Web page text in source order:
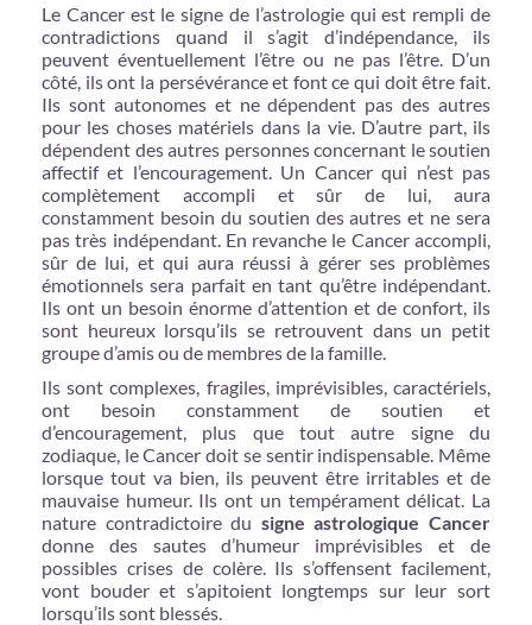
Le Cancer est le signe de l’astrologie qui est rempli de
contradictions quand il s’agit d’indépendance, ils
peuvent éventuellement l’être ou ne pas l’être. D’un
côté, ils ont la persévérance et font ce qui doit être fait.
Ils sont autonomes et ne dépendent pas des autres
pour les choses matériels dans la vie. D’autre part, ils
dépendent des autres personnes concernant le soutien
affectif et l’encouragement. Un Cancer qui n’est pas
complètement accompli et sûr de lui, aura
constamment besoin du soutien des autres et ne sera
pas très indépendant. En revanche le Cancer accompli,
sûr de lui, et qui aura réussi à gérer ses problèmes
émotionnels sera parfait en tant qu’être indépendant.
Ils ont un besoin énorme d’attention et de confort, ils
sont heureux lorsqu’ils se retrouvent dans un petit
groupe d’amis ou de membres de la famille.
Ils sont complexes, fragiles, imprévisibles, caractériels,
ont besoin constamment de soutien et
d’encouragement, plus que tout autre signe du
zodiaque, le Cancer doit se sentir indispensable. Même
lorsque tout va bien, ils peuvent être irritables et de
mauvaise humeur. Ils ont un tempérament délicat. La
nature contradictoire du signe astrologique Cancer
donne des sautes d’humeur imprévisibles et de
possibles crises de colère. Ils s’offensent facilement,
vont bouder et s’apitoient longtemps sur leur sort
lorsqu’ils sont blessés.